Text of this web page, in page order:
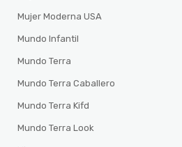
Mujer Moderna USA
Mundo Infantil
Mundo Terra
Mundo Terra Caballero
Mundo Terra Kifd
Mundo Terra Look